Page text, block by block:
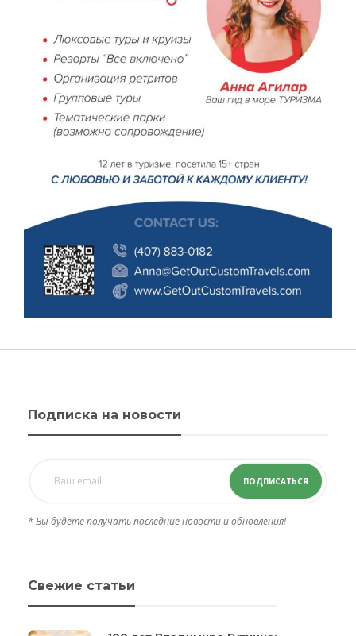
Подписка на новости
ПОДПИСАТЬСЯ
* Вы будете получать последние новости и обновления!
Свежие статьи